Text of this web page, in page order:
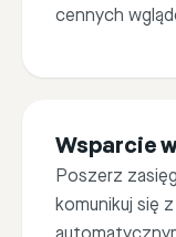
cennych
Wsparcie
Poszerz
komunikuj się